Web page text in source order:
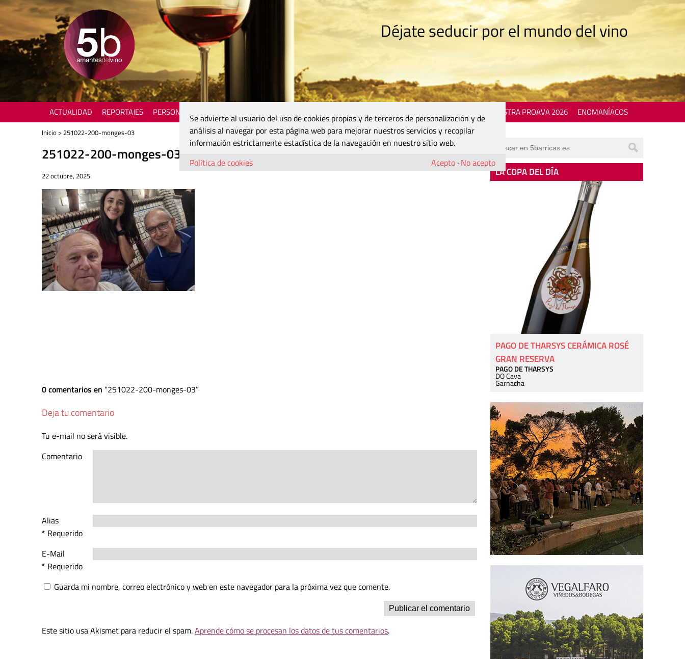
Déjate seducir por el mundo del vino
ACTUALIDAD REPORTAJES PERSONAJES MOSTRA PROAVA 2026 ENOMANÍACOS
Inicio > 251022-200-monges-03
251022-200-monges-03
22 octubre, 2025
0 comentarios en 251022-200-monges-03
Deja tu comentario
Tu e-mail no será visible.
Comentario
Alias
* Requerido
E-Mail
* Requerido
Guarda mi nombre, correo electrónico y web en este navegador para la próxima vez que comente.
Este sitio usa Akismet para reducir el spam.Aprende cómo se procesan los datos de tus comentarios.
LA COPA DEL DÍA
PAGO DE THARSYS CERÁMICA ROSÉ
GRAN RESERVA
PAGO DE THARSYS
DO Cava
Garnacha
Se advierte al usuario del uso de cookies propias y de terceros de personalización y de
análisis al navegar por esta página web para mejorar nuestros servicios y recopilar
información estrictamente estadística de la navegación en nuestro sitio web.
Política de cookies
Acepto · No acepto